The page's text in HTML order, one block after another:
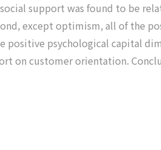
support was found to be
except optimism, all of the
psychological capital
on customer orientation.